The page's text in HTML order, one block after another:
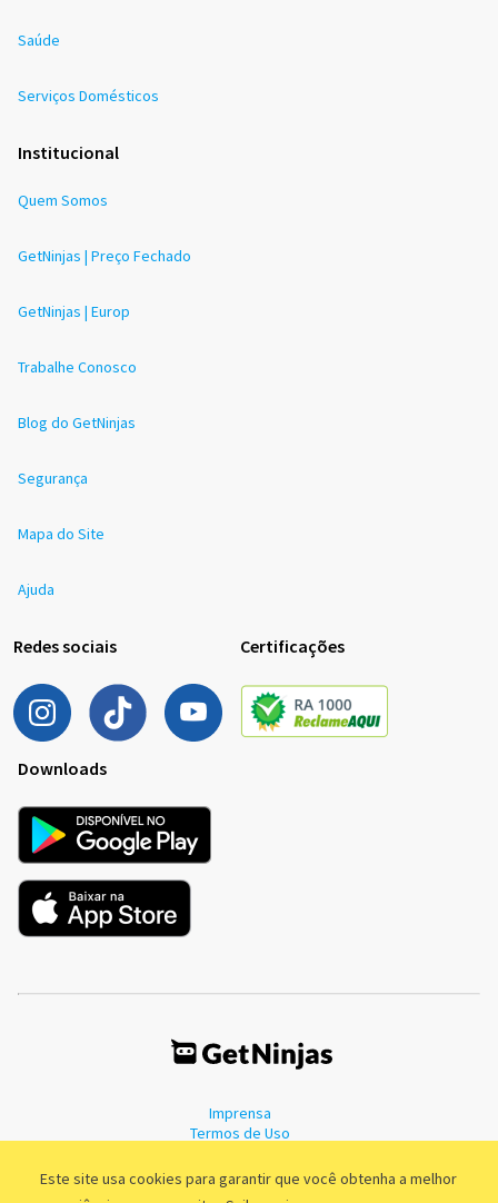
Este site usa cookies para garantir que você obtenha a melhor
Saúde
Serviços Domésticos
Institucional
Quem Somos
GetNinjas | Preço Fechado
GetNinjas | Europ
Trabalhe Conosco
Blog do GetNinjas
Segurança
Mapa do Site
Ajuda
Redes sociais Certificações
Downloads
Imprensa
Termos de Uso